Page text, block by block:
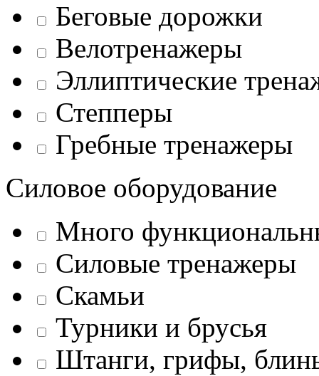
Беговые дорожки
Велотренажеры
Эллиптические
Степперы
Гребные тренажеры
Силовое оборудование
Много
Силовые тренажеры
Скамьи
Турники и брусья
Штанги, грифы,